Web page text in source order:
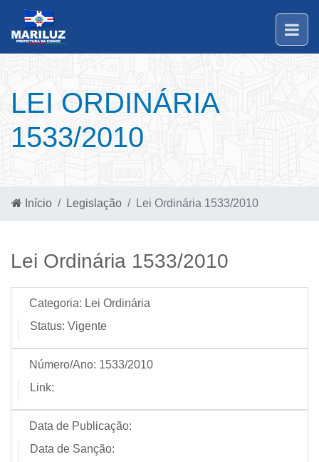
LEI ORDINÁRIA
1533/2010
Início Legislação Lei Ordinária 1533/2010
Lei Ordinária 1533/2010
Categoria: Lei Ordinária
Status: Vigente
Número/Ano: 1533/2010
Link:
Data de Publicação:
Data de Sanção: